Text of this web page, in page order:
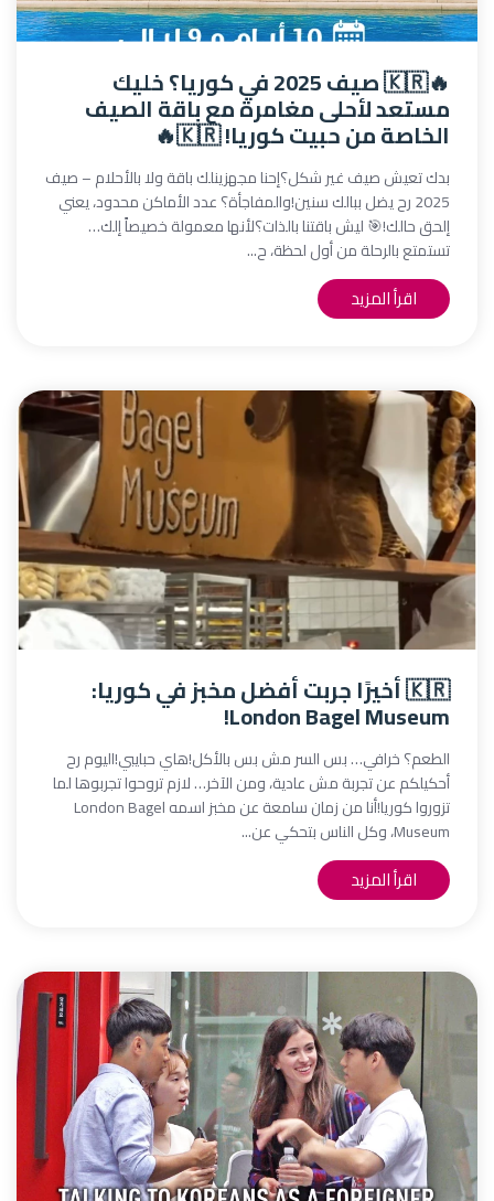
🔥🇰🇷 صيف 2025 في كوريا؟ خليك
مستعد لأحلى مغامرة مع باقة الصيف
الخاصة من حبيت كوريا! 🇰🇷🔥
بدك تعيش صيف غير شكل؟إحنا مجهزينلك باقة ولا بالأحلام – صيف
2025 رح يضل ببالك سنين!والمفاجأة؟ عدد الأماكن محدود، يعني
إلحق حالك!🎯 ليش باقتنا بالذات؟لأنها معمولة خصيصاً إلك…
تستمتع بالرحلة من أول لحظة، ح...
اقرأ المزيد
🇰🇷 أخيرًا جربت أفضل مخبز في كوريا:
London Bagel Museum!
الطعم؟ خرافي… بس السر مش بس بالأكل!هاي حبايبي!اليوم رح
أحكيلكم عن تجربة مش عادية، ومن الآخر… لازم تروحوا تجربوها لما
تزوروا كوريا!أنا من زمان سامعة عن مخبز اسمه London Bagel
Museum، وكل الناس بتحكي عن...
اقرأ المزيد